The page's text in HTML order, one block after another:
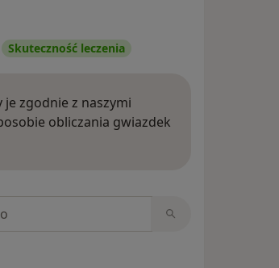
Skuteczność leczenia
zgodnie z naszymi
obliczania gwiazdek